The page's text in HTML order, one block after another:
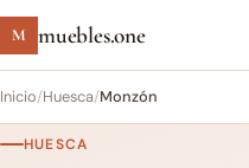
M muebles.one
Inicio/Huesca/Monzón
HUESCA